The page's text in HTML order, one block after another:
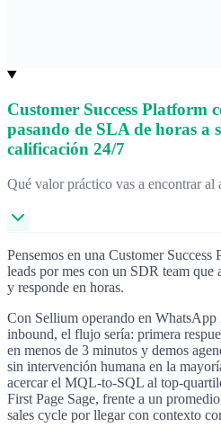
Customer Success Platform
pasando de SLA de horas a
calificación 24/7
Qué valor práctico vas a encontrar al
Pensemos en una Customer
leads por mes con un SDR team
y responde en horas.
Con Sellium operando en
inbound, el flujo sería: primera
en menos de 3 minutos y demos
sin intervención humana en la
acercar el MQL-to-SQL al top-
First Page Sage, frente a un
sales cycle por llegar con contexto